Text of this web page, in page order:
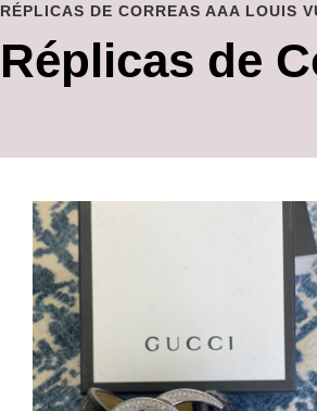
RÉPLICAS DE CORREAS AAA LOUIS
Réplicas de